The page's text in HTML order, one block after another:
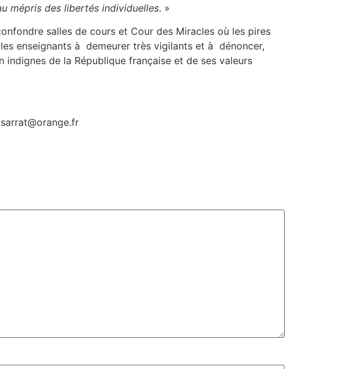
mépris des libertés individuelles. »
salles de cours et Cour des Miracles où les pires
enseignants à demeurer très vigilants et à dénoncer,
de la République française et de ses valeurs